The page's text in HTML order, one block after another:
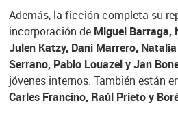
Además, la ficción completa su
incorporación de Miguel Barraga,
Julen Katzy, Dani Marrero,
Serrano, Pablo Louazel y Jan
jóvenes internos. También están
Carles Francino, Raúl Prieto y